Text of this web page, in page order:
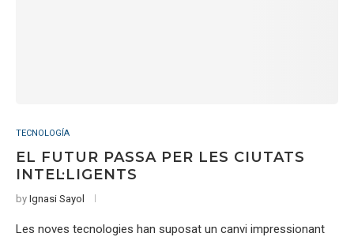
TECNOLOGÍA
EL FUTUR PASSA PER LES CIUTATS
INTEL·LIGENTS
by Ignasi Sayol
Les noves tecnologies han suposat un canvi impressionant